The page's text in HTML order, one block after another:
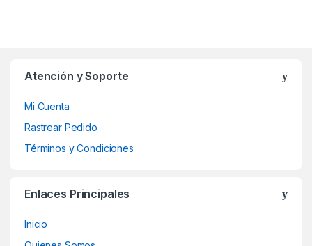
Atención y Soporte
Mi Cuenta
Rastrear Pedido
Términos y Condiciones
Enlaces Principales
Inicio